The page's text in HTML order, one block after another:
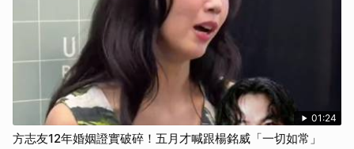
01:24
方志友12年婚姻證實破碎！五月才喊跟楊銘威「一切如常」